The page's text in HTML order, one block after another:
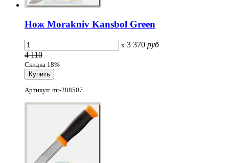
Нож Morakniv Kansbol Green
x 3 370 руб
4 110
Скидка 18%
Артикул: mt-208507